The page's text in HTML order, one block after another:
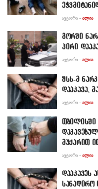
ᲐᲕᲢᲝᲠᲘ - ᲐᲚᲘᲐ
გორში
პირი
ᲐᲕᲢᲝᲠᲘ - ᲐᲚᲘᲐ
შსს-მ
დააკავა,
ᲐᲕᲢᲝᲠᲘ - ᲐᲚᲘᲐ
თბილისში
მუქარით
ᲐᲕᲢᲝᲠᲘ - ᲐᲚᲘᲐ
დააკავეს
სანადირო